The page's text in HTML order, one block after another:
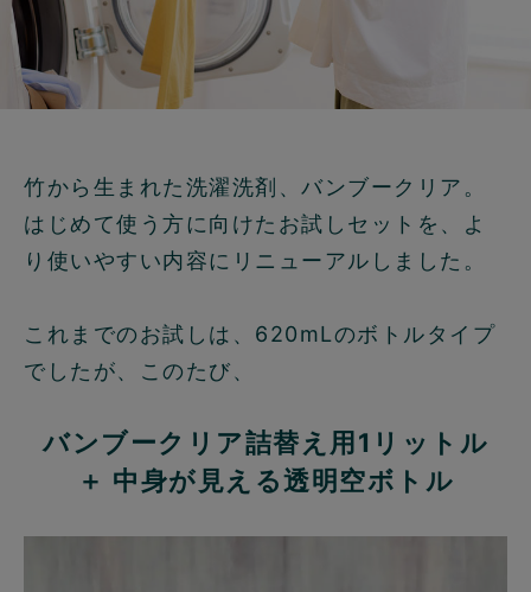
竹から生まれた洗濯洗剤、バンブークリア。
はじめて使う方に向けたお試しセットを、よ
り使いやすい内容にリニューアルしました。
これまでのお試しは、620mLのボトルタイプ
でしたが、このたび、
バンブークリア詰替え用1リットル
＋ 中身が見える透明空ボトル